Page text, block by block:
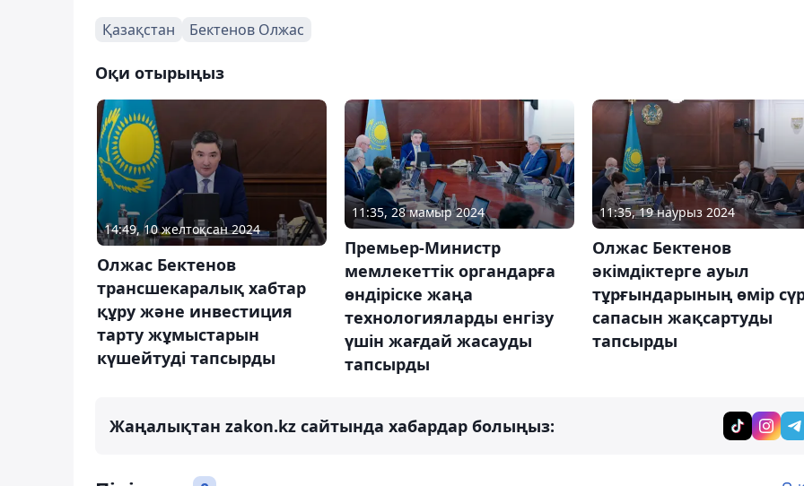
Қазақстан Бектенов Олжас
Оқи отырыңыз
14:49, 10 желтоқсан 2024
Олжас Бектенов
трансшекаралық хабтар
құру және инвестиция
тарту жұмыстарын
күшейтуді тапсырды
11:35, 28 мамыр 2024
Премьер-Министр
мемлекеттік органдарға
өндіріске жаңа
технологияларды енгізу
үшін жағдай жасауды
тапсырды
11:35, 19 наурыз 2024
Олжас Бектенов
әкімдіктерге ауыл
тұрғындарының өмір
сапасын жақсартуды
тапсырды
Жаңалықтан zakon.kz сайтында хабардар болыңыз: